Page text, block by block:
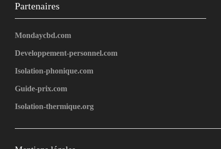
Partenaires
Mondaycbd.com
Developpement-personnel.com
Isolation-phonique.com
Guide-prix.com
Isolation-thermique.org